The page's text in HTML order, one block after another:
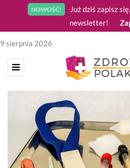
NOWOŚĆ!
Już dziś zapisz
newsletter!
9 sierpnia 2026